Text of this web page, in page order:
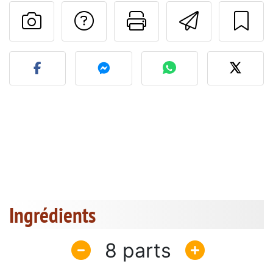
Imprimer
Poser une
Publier votre photo de
Ingrédients
8